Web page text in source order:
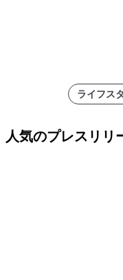
ライフス
人気のプレスリリ